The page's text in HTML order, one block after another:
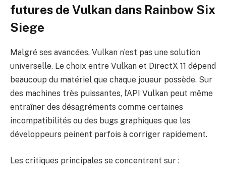
futures de Vulkan dans Rainbow Six
Siege
Malgré ses avancées, Vulkan n’est pas une solution
universelle. Le choix entre Vulkan et DirectX 11 dépend
beaucoup du matériel que chaque joueur possède. Sur
des machines très puissantes, l’API Vulkan peut même
entraîner des désagréments comme certaines
incompatibilités ou des bugs graphiques que les
développeurs peinent parfois à corriger rapidement.
Les critiques principales se concentrent sur :